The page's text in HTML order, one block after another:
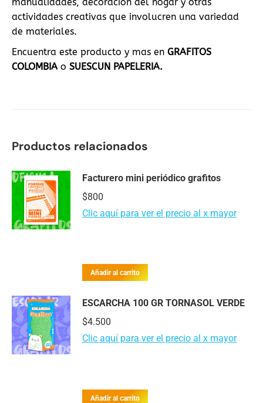
actividades creativas que involucren una variedad
de materiales.
Encuentra este producto y mas en GRAFITOS
COLOMBIAo SUESCUN PAPELERIA.
Productos relacionados
Facturero mini periódico grafitos
$800
Clic aquí para ver el precio al x mayor
Añadir al carrito
ESCARCHA 100 GR TORNASOL VERDE
$4.500
Clic aquí para ver el precio al x mayor
Añadir al carrito